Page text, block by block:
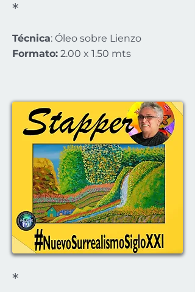
*
Técnica: Óleo sobre Lienzo
Formato: 2.00 x 1.50 mts
*